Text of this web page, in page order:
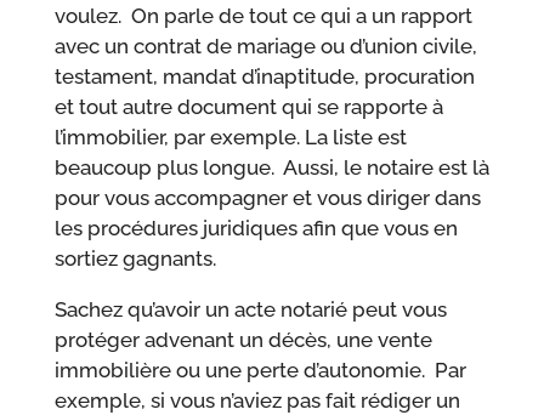
voulez. On parle de tout ce qui a un rapport
avec un contrat de mariage ou d’union civile,
testament, mandat d’inaptitude, procuration
et tout autre document qui se rapporte à
l’immobilier, par exemple. La liste est
beaucoup plus longue. Aussi, le notaire est là
pour vous accompagner et vous diriger dans
les procédures juridiques afin que vous en
sortiez gagnants.
Sachez qu’avoir un acte notarié peut vous
protéger advenant un décès, une vente
immobilière ou une perte d’autonomie. Par
exemple, si vous n’aviez pas fait rédiger un